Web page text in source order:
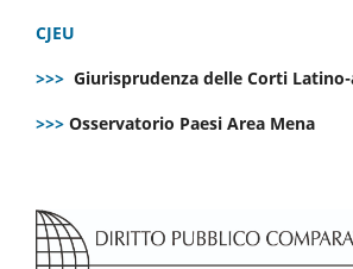
CJEU
>>> Giurisprudenza delle Corti
>>> Osservatorio Paesi Area Mena